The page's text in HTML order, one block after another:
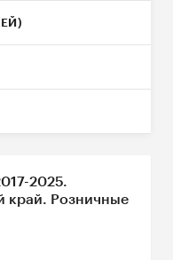
2025.
край. Розничные